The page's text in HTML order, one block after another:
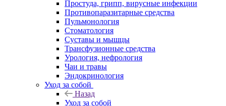
Простуда, грипп, вирусные инфекции
Противопаразитарные средства
Пульмонология
Стоматология
Суставы и мышцы
Трансфузионные средства
Урология, нефрология
Чаи и травы
Эндокринология
Уход за собой
Назад
Уход за собой